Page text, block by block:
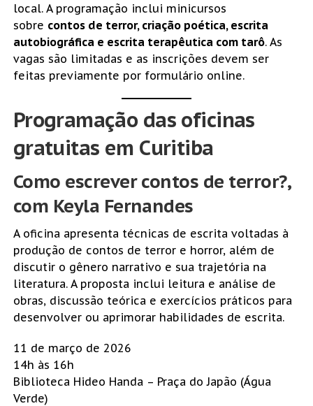
local. A programação inclui minicursos
sobre contos de terror, criação poética, escrita
autobiográfica e escrita terapêutica com tarô. As
vagas são limitadas e as inscrições devem ser
feitas previamente por formulário online.
Programação das oficinas
gratuitas em Curitiba
Como escrever contos de terror?,
com Keyla Fernandes
A oficina apresenta técnicas de escrita voltadas à
produção de contos de terror e horror, além de
discutir o gênero narrativo e sua trajetória na
literatura. A proposta inclui leitura e análise de
obras, discussão teórica e exercícios práticos para
desenvolver ou aprimorar habilidades de escrita.
11 de março de 2026
14h às 16h
Biblioteca Hideo Handa – Praça do Japão (Água
Verde)